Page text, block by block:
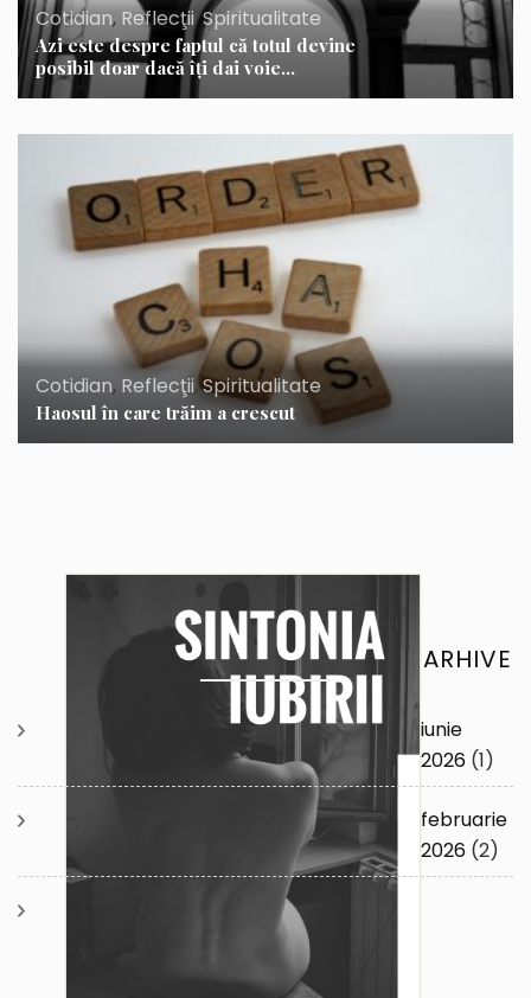
Cotidian, Reflecţii,Spiritualitate
Azi este despre faptul că totul devine
posibil doar dacă îţi dai voie…
Cotidian, Reflecţii,Spiritualitate
Haosul în care trăim a crescut
ARHIVE
iunie
2026 (1)
februarie
2026 (2)